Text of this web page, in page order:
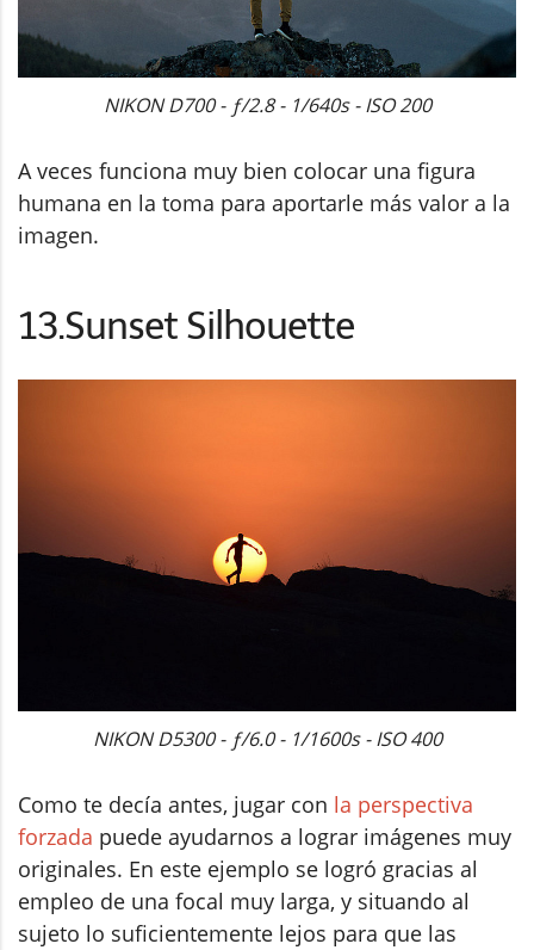
NIKON D700 - ƒ/2.8 - 1/640s - ISO 200
A veces funciona muy bien colocar una figura
humana en la toma para aportarle más valor a la
imagen.
13.Sunset Silhouette
NIKON D5300 - ƒ/6.0 - 1/1600s - ISO 400
Como te decía antes, jugar con la perspectiva
forzada puede ayudarnos a lograr imágenes muy
originales. En este ejemplo se logró gracias al
empleo de una focal muy larga, y situando al
sujeto lo suficientemente lejos para que las